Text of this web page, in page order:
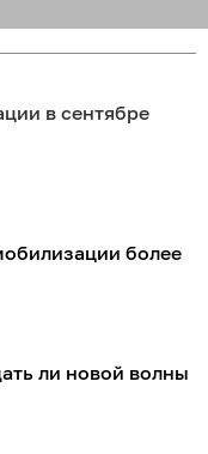
в сентябре
более
ли новой волны